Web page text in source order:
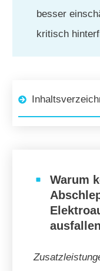
besser
kritisch
Warum